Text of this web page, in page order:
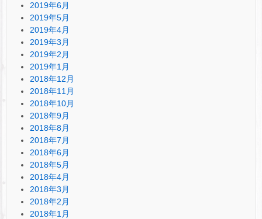
2019年6月
2019年5月
2019年4月
2019年3月
2019年2月
2019年1月
2018年12月
2018年11月
2018年10月
2018年9月
2018年8月
2018年7月
2018年6月
2018年5月
2018年4月
2018年3月
2018年2月
2018年1月